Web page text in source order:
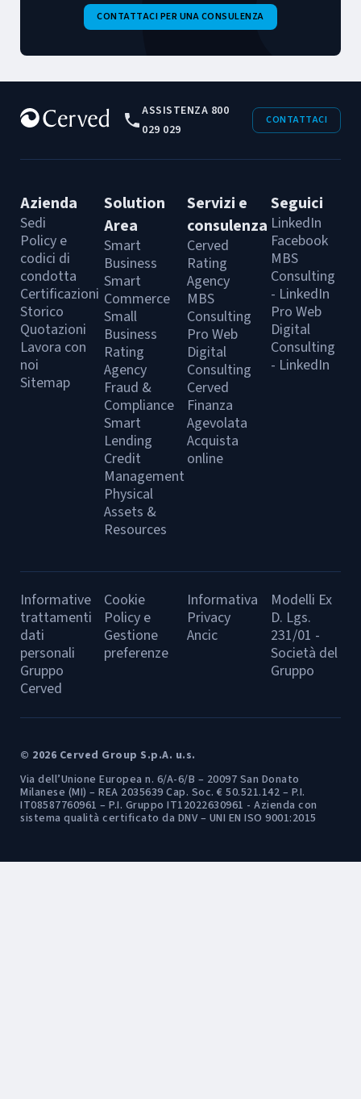
CONTATTACI PER UNA CONSULENZA
ASSISTENZA 800
029 029
CONTATTACI
Azienda
Sedi
Policy e
codici di
condotta
Certificazioni
Storico
Quotazioni
Lavora con
noi
Sitemap
Solution
Area
Smart
Business
Smart
Commerce
Small
Business
Rating
Agency
Fraud &
Compliance
Smart
Lending
Credit
Management
Physical
Assets &
Resources
Servizi e
consulenza
Cerved
Rating
Agency
MBS
Consulting
Pro Web
Digital
Consulting
Cerved
Finanza
Agevolata
Acquista
online
Seguici
LinkedIn
Facebook
MBS
Consulting
- LinkedIn
Pro Web
Digital
Consulting
- LinkedIn
Informative
trattamenti
dati
personali
Gruppo
Cerved
Cookie
Policy e
Gestione
preferenze
Informativa
Privacy
Ancic
Modelli Ex
D. Lgs.
231/01 -
Società del
Gruppo
© 2026 Cerved Group S.p.A. u.s.
Via dell’Unione Europea n. 6/A-6/B – 20097 San Donato
Milanese (MI) – REA 2035639 Cap. Soc. € 50.521.142 – P.I.
IT08587760961 – P.I. Gruppo IT12022630961 - Azienda con
sistema qualità certificato da DNV – UNI EN ISO 9001:2015